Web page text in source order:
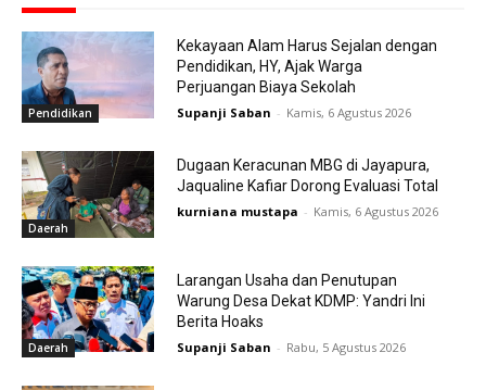
Pendidikan
Kekayaan Alam Harus Sejalan dengan
Pendidikan, HY, Ajak Warga
Perjuangan Biaya Sekolah
Supanji Saban - Kamis, 6 Agustus 2026
Daerah
Dugaan Keracunan MBG di Jayapura,
Jaqualine Kafiar Dorong Evaluasi Total
kurniana mustapa - Kamis, 6 Agustus 2026
Daerah
Larangan Usaha dan Penutupan
Warung Desa Dekat KDMP: Yandri Ini
Berita Hoaks
Supanji Saban - Rabu, 5 Agustus 2026